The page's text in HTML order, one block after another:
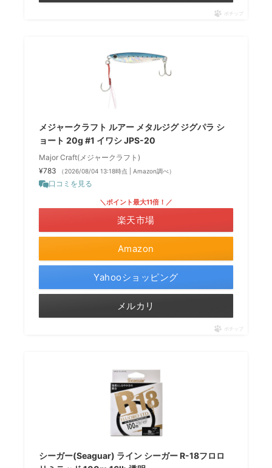
ポチップ
メジャークラフト ルアー メタルジグ ジグパラ シ
ョート 20g #1 イワシ JPS-20
Major Craft(メジャークラフト)
¥783
（2026/08/04 13:18時点 | Amazon調べ）
口コミを見る
Amazon
＼ポイント最大11倍！／
楽天市場
Yahooショッピング
メルカリ
ポチップ
シーガー(Seaguar) ライン シーガー R-18フロロ